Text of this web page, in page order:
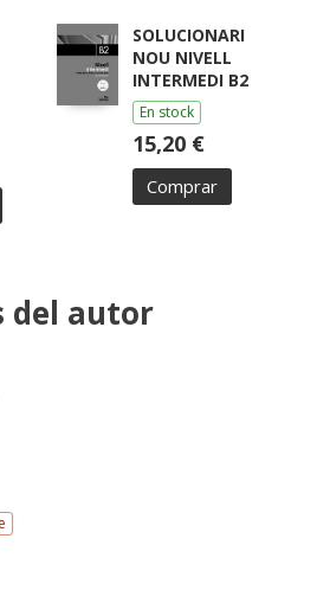
SOLUCIONARI
NOU NIVELL
INTERMEDI B2
En stock
15,20 €
Comprar
del autor